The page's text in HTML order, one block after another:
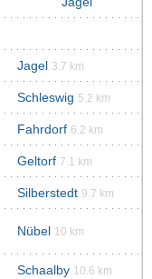
Jagel 3.7 km
Schleswig 5.2 km
Fahrdorf 6.2 km
Geltorf 7.1 km
Silberstedt 9.7 km
Nübel 10 km
Schaalby 10.6 km